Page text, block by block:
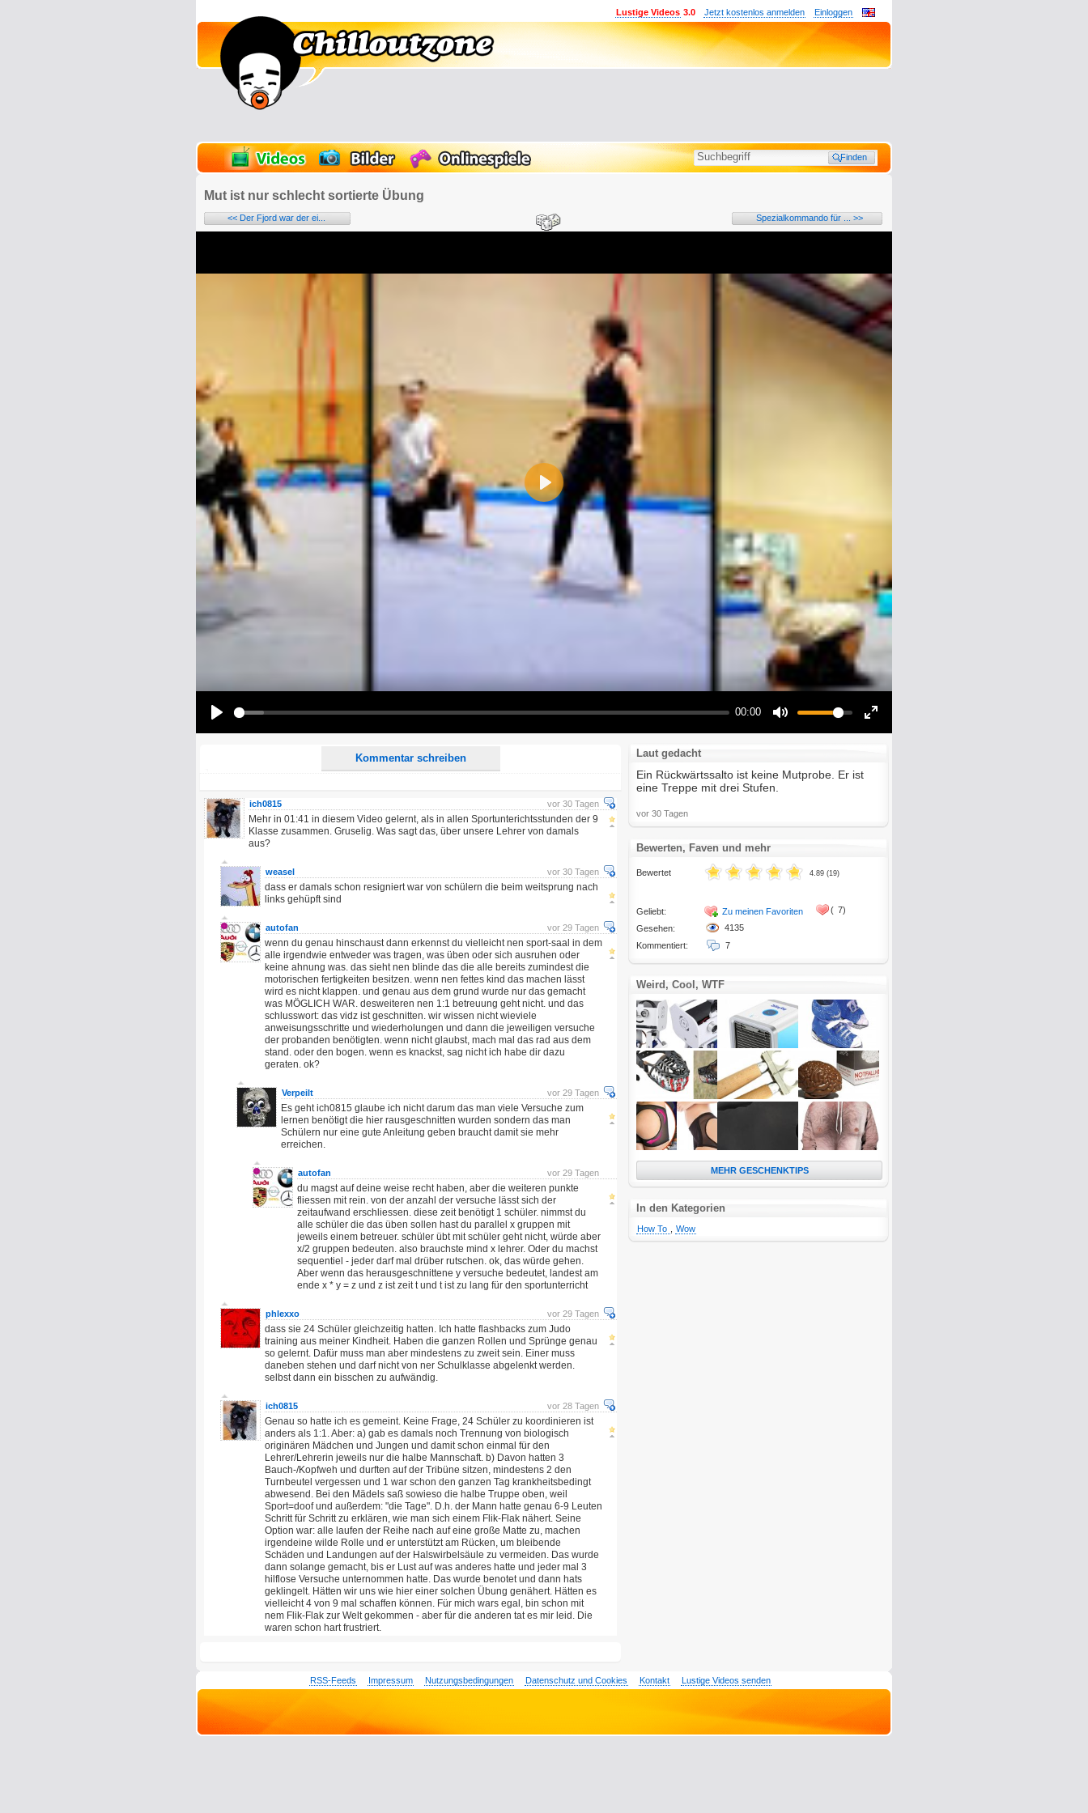
Einloggen
Jetzt kostenlos anmelden
Lustige Videos 3.0
Mut ist nur schlecht sortierte Übung
<< Der Fjord war der ei... Spezialkommando für ... >>
00:00
Play
Kommentar schreiben
Name:
E-Mail-Adresse (optional):
Ich möchte eine E-Mail, wenn auf dieser Seite weitere Kommentare erscheinen.
vor 30 Tagen
ich0815
Mehr in 01:41 in diesem Video gelernt, als in allen Sportunterichtsstunden der 9
Klasse zusammen. Gruselig. Was sagt das, über unsere Lehrer von damals
aus?
vor 30 Tagen
weasel
dass er damals schon resigniert war von schülern die beim weitsprung nach
links gehüpft sind
vor 29 Tagen
autofan
wenn du genau hinschaust dann erkennst du vielleicht nen sport-saal in dem
alle irgendwie entweder was tragen, was üben oder sich ausruhen oder
keine ahnung was. das sieht nen blinde das die alle bereits zumindest die
motorischen fertigkeiten besitzen. wenn nen fettes kind das machen lässt
wird es nicht klappen. und genau aus dem grund wurde nur das gemacht
was MÖGLICH WAR. desweiteren nen 1:1 betreuung geht nicht. und das
schlusswort: das vidz ist geschnitten. wir wissen nicht wieviele
anweisungsschritte und wiederholungen und dann die jeweiligen versuche
der probanden benötigten. wenn nicht glaubst, mach mal das rad aus dem
stand. oder den bogen. wenn es knackst, sag nicht ich habe dir dazu
geraten. ok?
vor 29 Tagen
Verpeilt
Es geht ich0815 glaube ich nicht darum das man viele Versuche zum
lernen benötigt die hier rausgeschnitten wurden sondern das man
Schülern nur eine gute Anleitung geben braucht damit sie mehr
erreichen.
vor 29 Tagen
autofan
du magst auf deine weise recht haben, aber die weiteren punkte
fliessen mit rein. von der anzahl der versuche lässt sich der
zeitaufwand erschliessen. diese zeit benötigt 1 schüler. nimmst du
alle schüler die das üben sollen hast du parallel x gruppen mit
jeweils einem betreuer. schüler übt mit schüler geht nicht, würde aber
x/2 gruppen bedeuten. also brauchste mind x lehrer. Oder du machst
sequentiel - jeder darf mal drüber rutschen. ok, das würde gehen.
Aber wenn das herausgeschnittene y versuche bedeutet, landest am
ende x * y = z und z ist zeit t und t ist zu lang für den sportunterricht
vor 29 Tagen
phlexxo
dass sie 24 Schüler gleichzeitig hatten. Ich hatte flashbacks zum Judo
training aus meiner Kindheit. Haben die ganzen Rollen und Sprünge genau
so gelernt. Dafür muss man aber mindestens zu zweit sein. Einer muss
daneben stehen und darf nicht von ner Schulklasse abgelenkt werden.
selbst dann ein bisschen zu aufwändig.
vor 28 Tagen
ich0815
Genau so hatte ich es gemeint. Keine Frage, 24 Schüler zu koordinieren ist
anders als 1:1. Aber: a) gab es damals noch Trennung von biologisch
originären Mädchen und Jungen und damit schon einmal für den
Lehrer/Lehrerin jeweils nur die halbe Mannschaft. b) Davon hatten 3
Bauch-/Kopfweh und durften auf der Tribüne sitzen, mindestens 2 den
Turnbeutel vergessen und 1 war schon den ganzen Tag krankheitsbedingt
abwesend. Bei den Mädels saß sowieso die halbe Truppe oben, weil
Sport=doof und außerdem: "die Tage". D.h. der Mann hatte genau 6-9 Leuten
Schritt für Schritt zu erklären, wie man sich einem Flik-Flak nähert. Seine
Option war: alle laufen der Reihe nach auf eine große Matte zu, machen
irgendeine wilde Rolle und er unterstützt am Rücken, um bleibende
Schäden und Landungen auf der Halswirbelsäule zu vermeiden. Das wurde
dann solange gemacht, bis er Lust auf was anderes hatte und jeder mal 3
hilflose Versuche unternommen hatte. Das wurde benotet und dann hats
geklingelt. Hätten wir uns wie hier einer solchen Übung genähert. Hätten es
vielleicht 4 von 9 mal schaffen können. Für mich wars egal, bin schon mit
nem Flik-Flak zur Welt gekommen - aber für die anderen tat es mir leid. Die
waren schon hart frustriert.
Laut gedacht
Ein Rückwärtssalto ist keine Mutprobe. Er ist
eine Treppe mit drei Stufen.
vor 30 Tagen
Bewerten, Faven und mehr
Bewertet
Geliebt:
Gesehen:
Kommentiert:
4.89 (19)
Zu meinen Favoriten
4135
7
( 7)
Weird, Cool, WTF
MEHR GESCHENKTIPS
In den Kategorien
How To Wow
RSS-Feeds Impressum Nutzungsbedingungen Datenschutz und Cookies Kontakt Lustige Videos senden